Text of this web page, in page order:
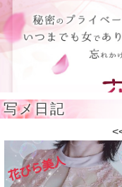
写メ日記